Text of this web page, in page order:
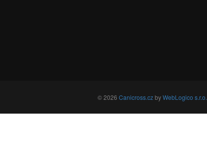
© 2026 Canicross.czbyWebLogico s.r.o.